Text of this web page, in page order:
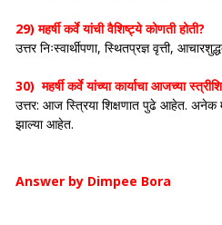
29) महर्षी कर्वे यांची वैशिष्ट्ये कोणती होती?
उत्तर निःस्वार्थीपणा, स्थितप्रज्ञ वृत्ती,
30) महर्षी कर्वे यांच्या कार्याचा आजच्या
उत्तर: आज स्त्रिया शिक्षणात पुढे आहेत. अनेक
झाल्या आहेत.
Answer by Dimpee Bora